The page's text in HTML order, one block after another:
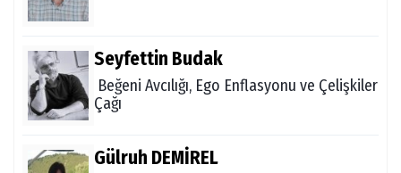
Seyfettin Budak
Beğeni Avcılığı, Ego Enflasyonu ve Çelişkiler
Çağı
Gülruh DEMİREL